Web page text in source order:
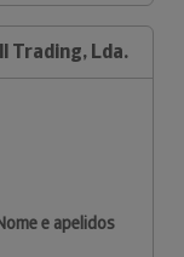
Trading, Lda.
e apelidos